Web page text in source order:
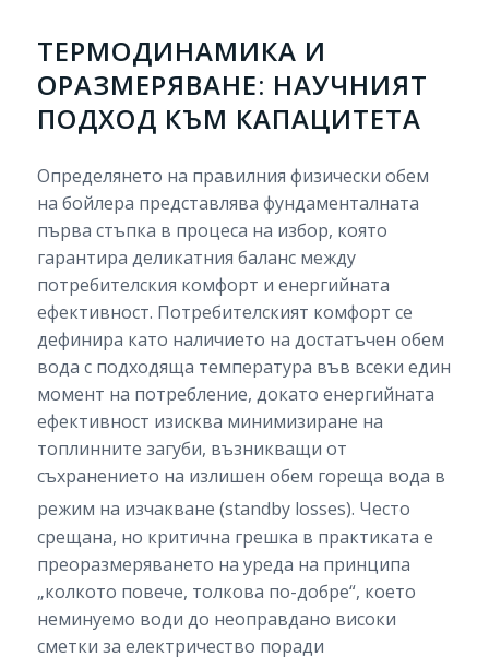
ТЕРМОДИНАМИКА И
ОРАЗМЕРЯВАНЕ: НАУЧНИЯТ
ПОДХОД КЪМ КАПАЦИТЕТА
Определянето на правилния физически обем
на бойлера представлява фундаменталната
първа стъпка в процеса на избор, която
гарантира деликатния баланс между
потребителския комфорт и енергийната
ефективност. Потребителският комфорт се
дефинира като наличието на достатъчен обем
вода с подходяща температура във всеки един
момент на потребление, докато енергийната
ефективност изисква минимизиране на
топлинните загуби, възникващи от
съхранението на излишен обем гореща вода в
режим на изчакване (standby losses). Често
срещана, но критична грешка в практиката е
преоразмеряването на уреда на принципа
„колкото повече, толкова по-добре“, което
неминуемо води до неоправдано високи
сметки за електричество поради